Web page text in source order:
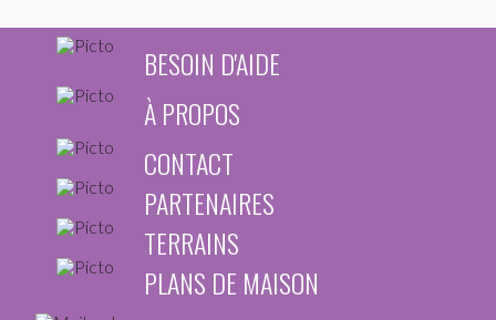
BESOIN D'AIDE
À PROPOS
CONTACT
PARTENAIRES
TERRAINS
PLANS DE MAISON